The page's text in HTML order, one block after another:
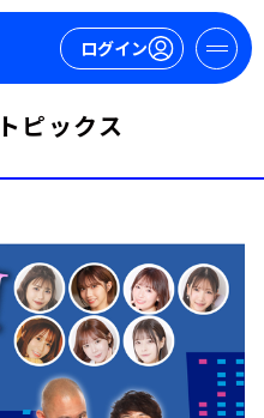
ログイン
ピックス